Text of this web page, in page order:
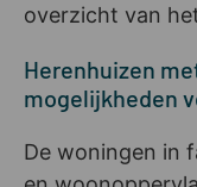
overzicht van
Herenhuizen
mogelijkheden
De woningen in